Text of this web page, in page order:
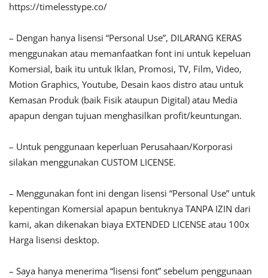
https://timelesstype.co/
– Dengan hanya lisensi “Personal Use”, DILARANG KERAS
menggunakan atau memanfaatkan font ini untuk kepeluan
Komersial, baik itu untuk Iklan, Promosi, TV, Film, Video,
Motion Graphics, Youtube, Desain kaos distro atau untuk
Kemasan Produk (baik Fisik ataupun Digital) atau Media
apapun dengan tujuan menghasilkan profit/keuntungan.
– Untuk penggunaan keperluan Perusahaan/Korporasi
silakan menggunakan CUSTOM LICENSE.
– Menggunakan font ini dengan lisensi “Personal Use” untuk
kepentingan Komersial apapun bentuknya TANPA IZIN dari
kami, akan dikenakan biaya EXTENDED LICENSE atau 100x
Harga lisensi desktop.
– Saya hanya menerima “lisensi font” sebelum penggunaan